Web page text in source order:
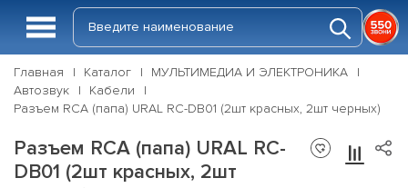
Главная Каталог
МУЛЬТИМЕДИА И ЭЛЕКТРОНИКА
Автозвук
Кабели
Разъем RCA (папа) URAL RC-DB01 (2шт красных, 2шт черных)
Разъем RCA (папа) URAL RC-
DB01 (2шт красных, 2шт